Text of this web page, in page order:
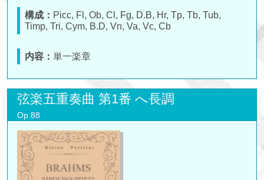
構成： Picc, Fl, Ob, Cl, Fg, D.B, Hr, Tp, Tb, Tub,
Timp, Tri, Cym, B.D, Vn, Va, Vc, Cb
内容： 単一楽章
弦楽五重奏曲 第1番 へ長調
Op.88